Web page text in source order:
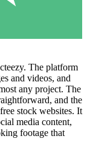
The platform
and videos, and
any project. The
and the
stock websites. It
media content,
footage that